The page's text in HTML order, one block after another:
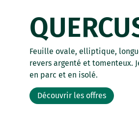
Feuille ovale, elliptique,
revers argenté et tomenteux.
en parc et en isolé.
Découvrir les offres